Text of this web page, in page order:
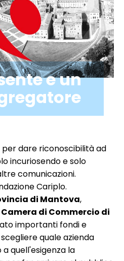
e un
dare riconoscibilità ad
incuriosendo e solo
comunicazioni.
Cariplo.
di Mantova,
Camera di Commercio di
importanti fondi e
quale azienda
quell'esigenza la
GEO
e-commerce
influencer marketing
automation & CRM
design
social media marketing
spot radio
development
beauty
cleaning
pharma
retail
turismo